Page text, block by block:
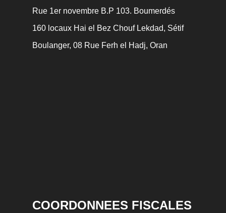
Rue 1er novembre B.P 103. Boumerdés
160 locaux Hai el Bez Chouf Lekdad, Sétif
Boulanger, 08 Rue Ferh el Hadj, Oran
COORDONNEES FISCALES